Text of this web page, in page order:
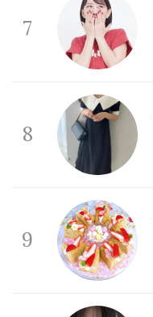
7
8
9